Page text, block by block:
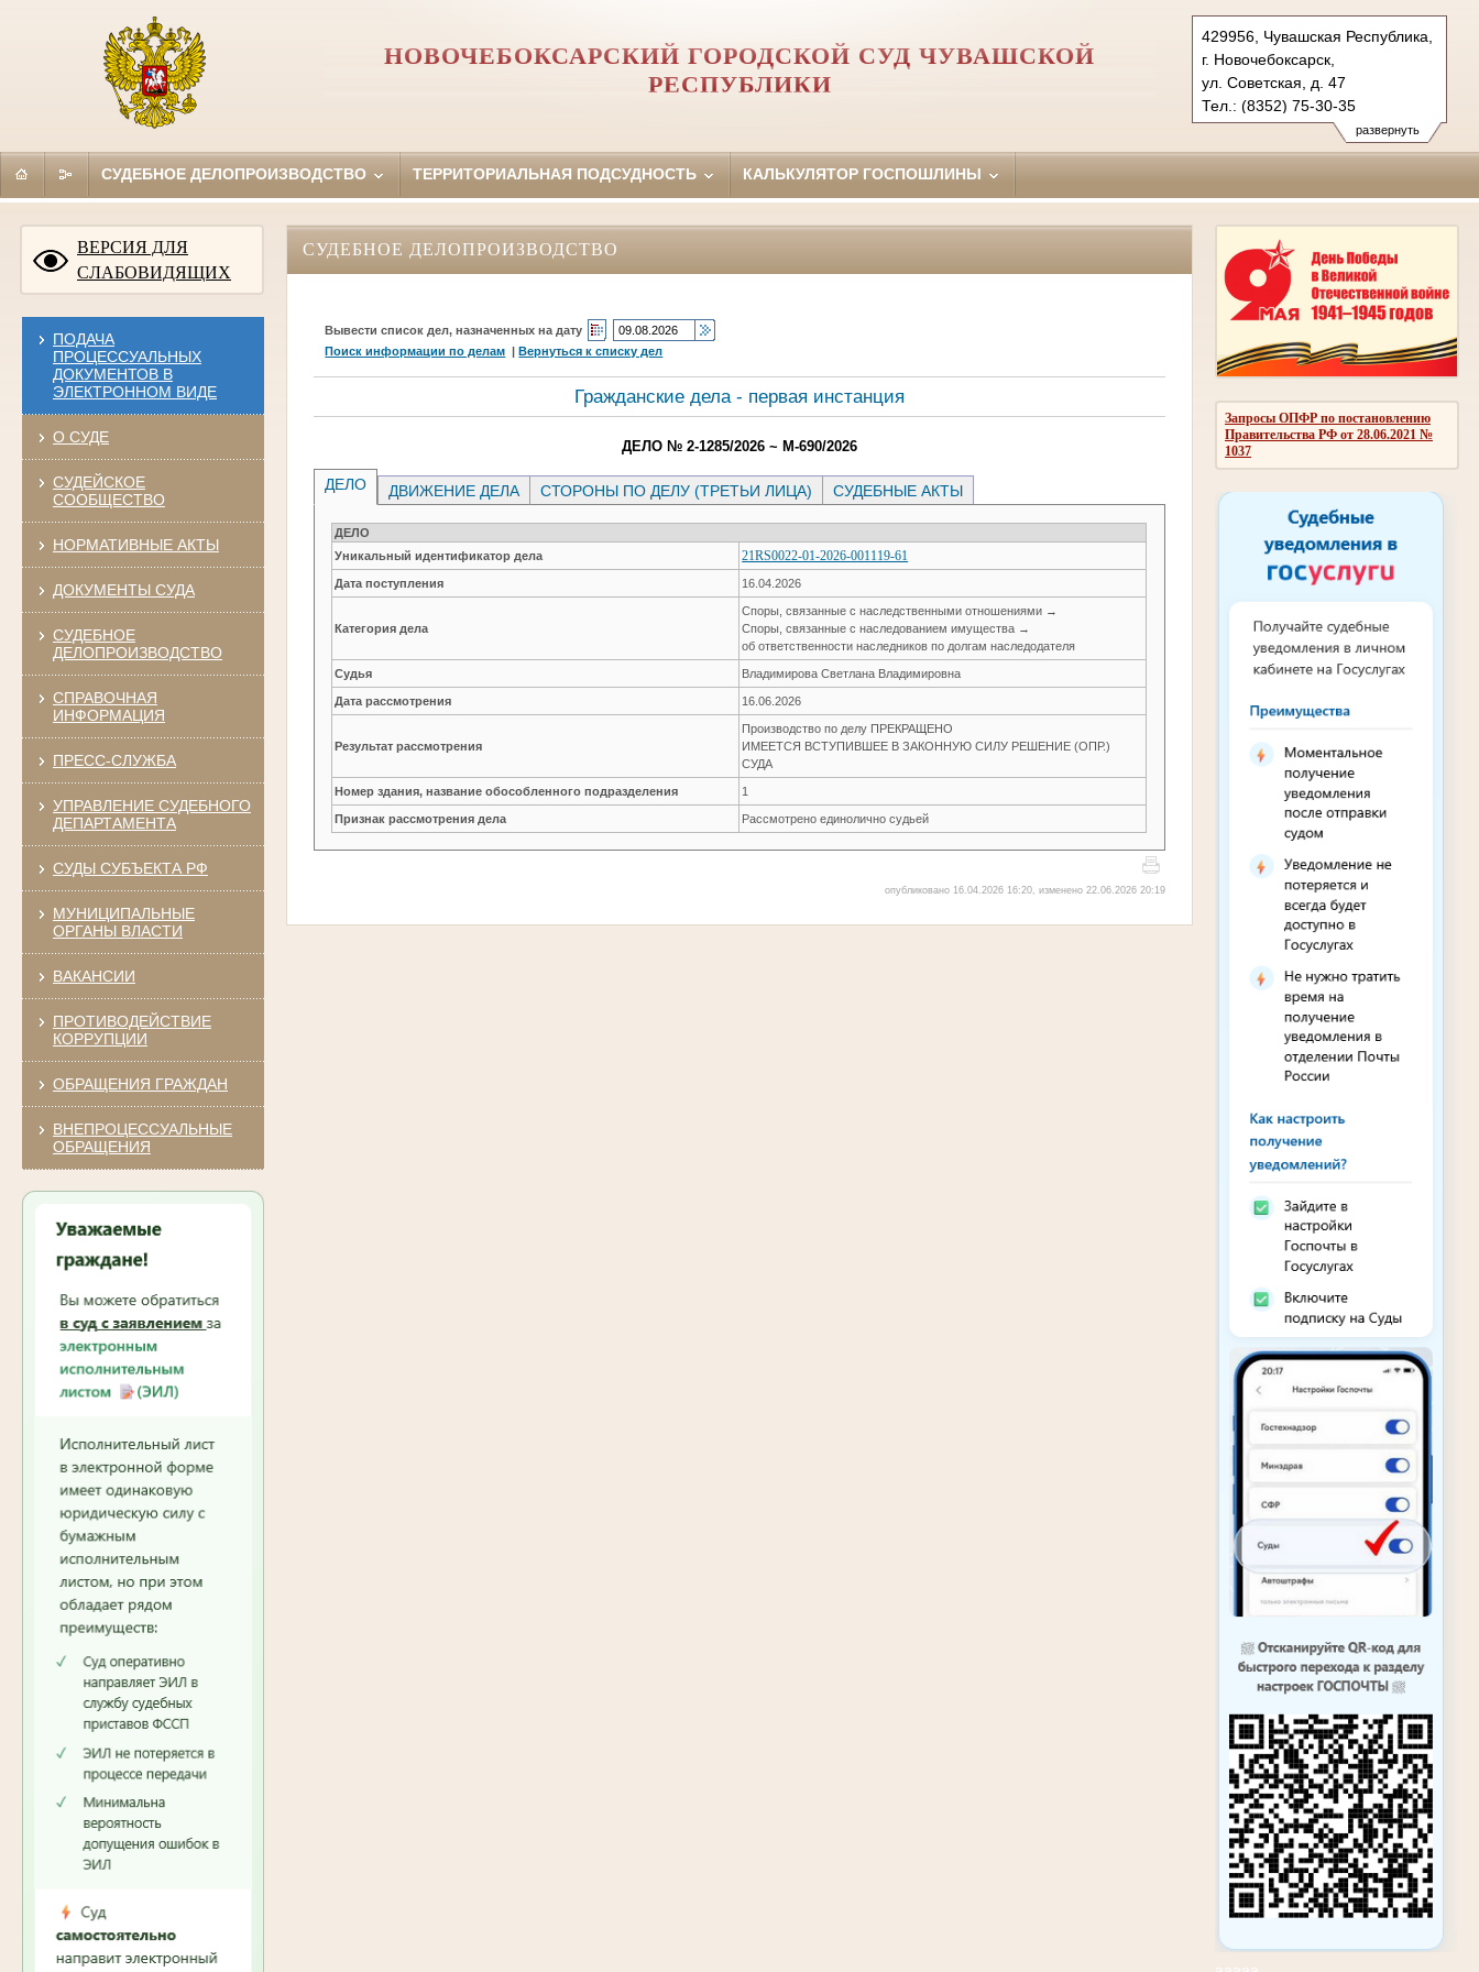
развернуть
429956, Чувашская Республика,
г. Новочебоксарск,
ул. Советская, д. 47
Тел.: (8352) 75-30-35
novocheboksarsky.chv@sudrf.ru
НОВОЧЕБОКСАРСКИЙ ГОРОДСКОЙ СУД ЧУВАШСКОЙ
РЕСПУБЛИКИ
СУДЕБНОЕ ДЕЛОПРОИЗВОДСТВО ТЕРРИТОРИАЛЬНАЯ ПОДСУДНОСТЬ КАЛЬКУЛЯТОР ГОСПОШЛИНЫ
ВЕРСИЯ ДЛЯ
СЛАБОВИДЯЩИХ
ПОДАЧА
ПРОЦЕССУАЛЬНЫХ
ДОКУМЕНТОВ В
ЭЛЕКТРОННОМ ВИДЕ
О СУДЕ
СУДЕЙСКОЕ
СООБЩЕСТВО
НОРМАТИВНЫЕ АКТЫ
ДОКУМЕНТЫ СУДА
СУДЕБНОЕ
ДЕЛОПРОИЗВОДСТВО
СПРАВОЧНАЯ
ИНФОРМАЦИЯ
ПРЕСС-СЛУЖБА
УПРАВЛЕНИЕ СУДЕБНОГО
ДЕПАРТАМЕНТА
СУДЫ СУБЪЕКТА РФ
МУНИЦИПАЛЬНЫЕ
ОРГАНЫ ВЛАСТИ
ВАКАНСИИ
ПРОТИВОДЕЙСТВИЕ
КОРРУПЦИИ
ОБРАЩЕНИЯ ГРАЖДАН
ВНЕПРОЦЕССУАЛЬНЫЕ
ОБРАЩЕНИЯ
Запросы ОПФР по постановлению
Правительства РФ от 28.06.2021 №
1037
СУДЕБНОЕ ДЕЛОПРОИЗВОДСТВО
Вывести список дел, назначенных на дату
Поиск информации по делам |Вернуться к списку дел
Гражданские дела - первая инстанция
ДЕЛО № 2-1285/2026 ~ М-690/2026
ДЕЛО ДВИЖЕНИЕ ДЕЛА СТОРОНЫ ПО ДЕЛУ (ТРЕТЬИ ЛИЦА) СУДЕБНЫЕ АКТЫ
ДЕЛО
Уникальный идентификатор дела
21RS0022-01-2026-001119-61
Дата поступления 16.04.2026
Категория дела
Споры, связанные с наследственными отношениями →
Споры, связанные с наследованием имущества →
об ответственности наследников по долгам наследодателя
Судья Владимирова Светлана Владимировна
Дата рассмотрения 16.06.2026
Результат рассмотрения
Производство по делу ПРЕКРАЩЕНО
ИМЕЕТСЯ ВСТУПИВШЕЕ В ЗАКОННУЮ СИЛУ РЕШЕНИЕ (ОПР.)
СУДА
Номер здания, название обособленного подразделения 1
Признак рассмотрения дела Рассмотрено единолично судьей
опубликовано 16.04.2026 16:20, изменено 22.06.2026 20:19